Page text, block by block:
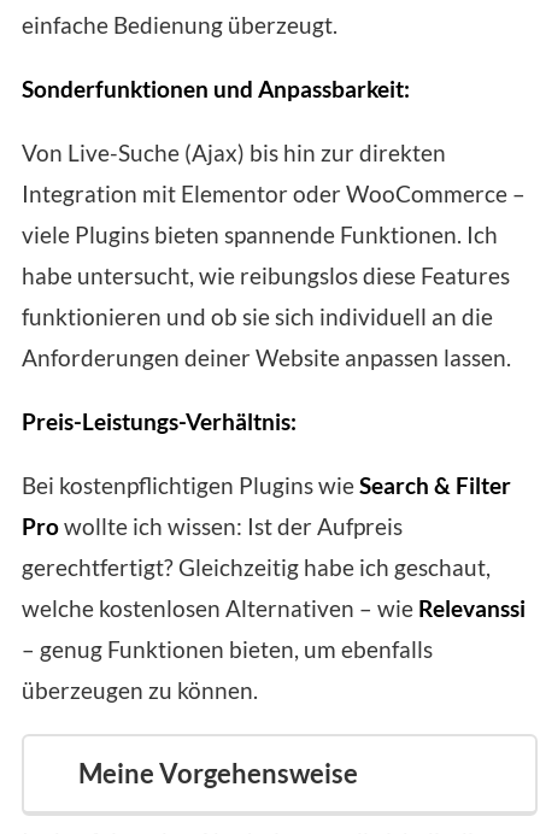
einfache Bedienung überzeugt.
Sonderfunktionen und Anpassbarkeit:
Von Live-Suche (Ajax) bis hin zur direkten
Integration mit Elementor oder WooCommerce –
viele Plugins bieten spannende Funktionen. Ich
habe untersucht, wie reibungslos diese Features
funktionieren und ob sie sich individuell an die
Anforderungen deiner Website anpassen lassen.
Preis-Leistungs-Verhältnis:
Bei kostenpflichtigen Plugins wieSearch & Filter
Prowollte ich wissen: Ist der Aufpreis
gerechtfertigt? Gleichzeitig habe ich geschaut,
welche kostenlosen Alternativen – wie Relevanssi
– genug Funktionen bieten, um ebenfalls
überzeugen zu können.
Meine Vorgehensweise